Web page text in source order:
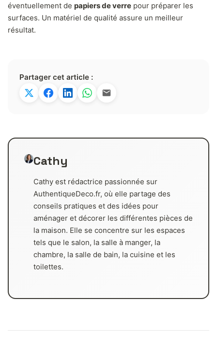
éventuellement de papiers de verre pour préparer les
surfaces. Un matériel de qualité assure un meilleur
résultat.
Partager cet article :
Cathy
Cathy est rédactrice passionnée sur
AuthentiqueDeco.fr, où elle partage des
conseils pratiques et des idées pour
aménager et décorer les différentes pièces de
la maison. Elle se concentre sur les espaces
tels que le salon, la salle à manger, la
chambre, la salle de bain, la cuisine et les
toilettes.